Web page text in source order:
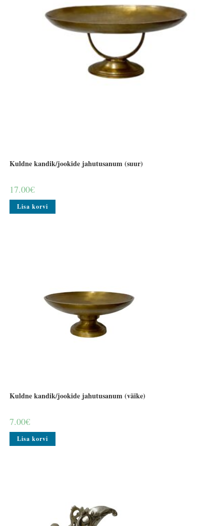
Kuldne kandik/jookide jahutusanum (suur)
17.00€
Lisa korvi
Kuldne kandik/jookide jahutusanum (väike)
7.00€
Lisa korvi